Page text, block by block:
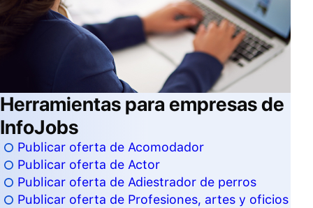
Herramientas para empresas de
InfoJobs
Publicar oferta de Acomodador
Publicar oferta de Actor
Publicar oferta de Adiestrador de perros
Publicar oferta de Profesiones, artes y oficios